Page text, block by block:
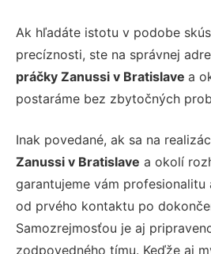
Ak hľadáte istotu v podobe
precíznosti, ste na správnej
práčky Zanussi v Bratislave a
postaráme bez zbytočných
Inak povedané, ak sa na
Zanussi v Bratislave a okolí
garantujeme vám profesionalitu
od prvého kontaktu po
Samozrejmosťou je aj
zodpovedného tímu. Keďže aj